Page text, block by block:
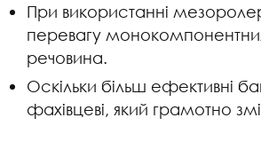
При використанні
перевагу
речовина.
Оскільки більш ефективні
фахівцеві, який грамотно